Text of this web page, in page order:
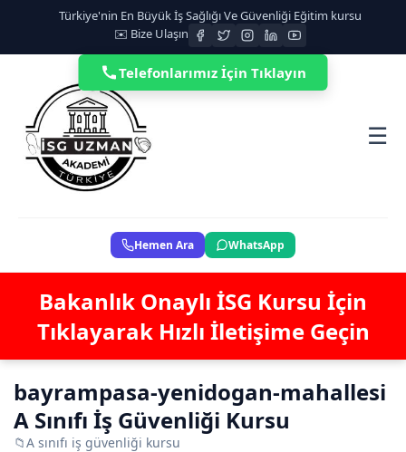
Türkiye'nin En Büyük İş Sağlığı Ve Güvenliği Eğitim kursu
✉️ Bize Ulaşın
☰
Hemen Ara WhatsApp
Bakanlık Onaylı İSG Kursu İçin
Tıklayarak Hızlı İletişime Geçin
bayrampasa-yenidogan-mahallesi
A Sınıfı İş Güvenliği Kursu
📁A sınıfı iş güvenliği kursu
Telefonlarımız İçin Tıklayın